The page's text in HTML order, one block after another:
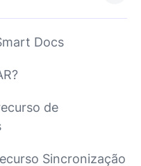
Docs
de
Sincronização